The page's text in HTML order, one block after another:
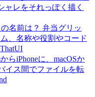
ャレをそれっぽく描く
名前は？ 弁当グリッ
、名称や役割やコード
らiPhoneに、macOSか
イス間でファイルを転